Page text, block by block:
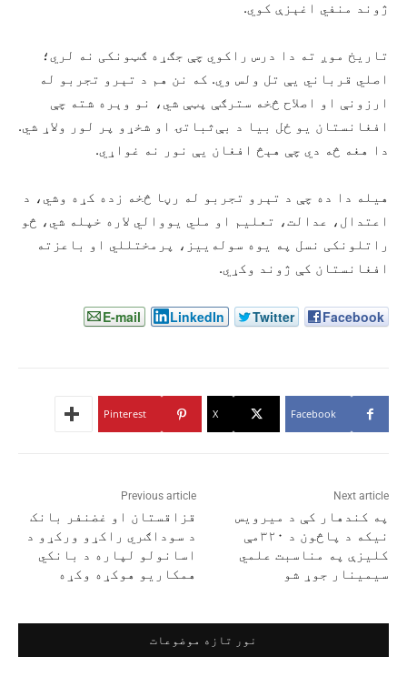
ژوند منفي اغېزې کوي.
تاریخ موږ ته دا درس راکوي چې جګړه ګټونکی نه لري؛
اصلي قرباني یې تل ولس وي. که نن هم د تېرو تجربو له
ارزونې او اصلاح څخه سترګې پټې شي، نو وېره شته چې
افغانستان یو ځل بیا د بې‌ثباتۍ او شخړو پر لور ولاړ شي.
دا هغه څه دي چې هېڅ افغان یې نور نه غواړي.
هیله دا ده چې د تېرو تجربو له رڼا څخه زده کړه وشي، د
اعتدال، عدالت، تعلیم او ملي یووالي لاره خپله شي، څو
راتلونکی نسل په یوه سوله‌ییز، پرمختللي او باعزته
افغانستان کې ژوند وکړي.
Facebook
Twitter
LinkedIn
E-mail
Facebook
X
Pinterest
Previous article
قزاقستان او غضنفر بانک
د سوداګري راکړو ورکړو د
اسانولو لپاره د بانکي
همکاریو هوکړه وکړه
Next article
په کندهار کې د میرویس
نیکه د پاڅون د ۳۲۰مې
کلیزې په مناسبت علمي
سیمینار جوړ شو
نور تازه موضوعات